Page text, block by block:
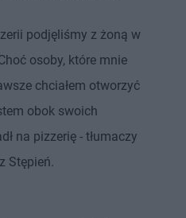
podjęliśmy z żoną w
osoby, które mnie
chciałem otworzyć
obok swoich
na pizzerię - tłumaczy
Stępień.